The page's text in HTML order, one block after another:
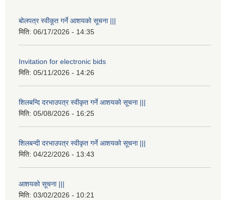
बोलपत्र स्वीकूत गर्ने आशयको सूचना |||
मिति: 06/17/2026 - 14:35
Invitation for electronic bids
मिति: 05/11/2026 - 14:26
शिलबन्दि दरभाउपत्र स्वीकृत गर्ने आशयको सूचना |||
मिति: 05/08/2026 - 16:25
शिलबन्दी दरभाउपत्र स्वीकृत गर्ने आशयको सूचना |||
मिति: 04/22/2026 - 13:43
आशयको सूचना |||
मिति: 03/02/2026 - 10:21